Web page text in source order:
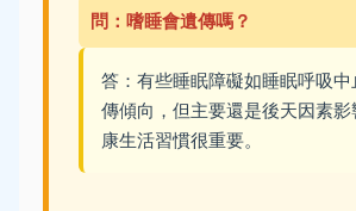
問：嗜睡會遺傳嗎？
答：有些睡眠障礙如睡眠呼吸
傳傾向，但主要還是後天因素
康生活習慣很重要。